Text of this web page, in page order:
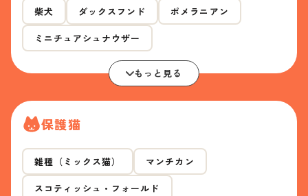
柴犬 ダックスフンド ポメラニアン
ミニチュアシュナウザー
もっと見る
保護猫
雑種（ミックス猫） マンチカン
スコティッシュ・フォールド